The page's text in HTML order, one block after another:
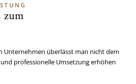
zum
Unternehmen überlässt man nicht dem
professionelle Umsetzung erhöhen